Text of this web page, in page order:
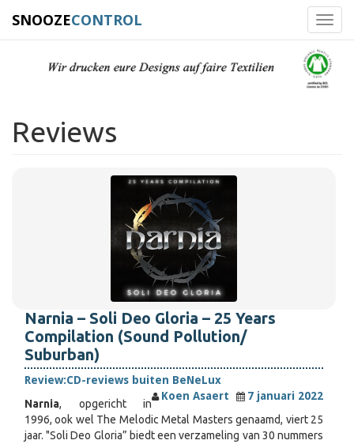
SNOOZECONTROL
Reviews
Narnia – Soli Deo Gloria – 25 Years
Compilation (Sound Pollution/
Suburban)
Review:CD-reviews buiten BeNeLux
Koen Asaert
7 januari 2022
Narnia, opgericht in
1996, ook wel The Melodic Metal Masters genaamd, viert 25
jaar. "Soli Deo Gloria” biedt een verzameling van 30 nummers